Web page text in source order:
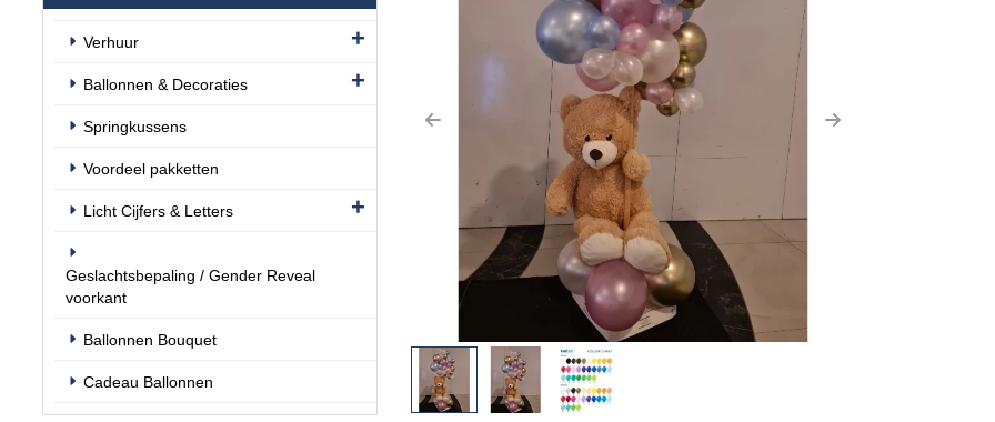
Verhuur
Ballonnen & Decoraties
Springkussens
Voordeel pakketten
Licht Cijfers & Letters
Geslachtsbepaling / Gender Reveal
voorkant
Ballonnen Bouquet
Cadeau Ballonnen
Previous Next